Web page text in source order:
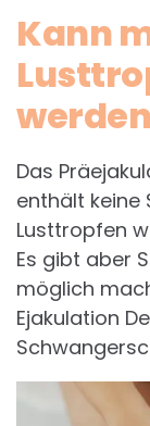
Kann
Das
enthält keine
Lusttropfen
Es gibt aber
möglich
Ejakulation